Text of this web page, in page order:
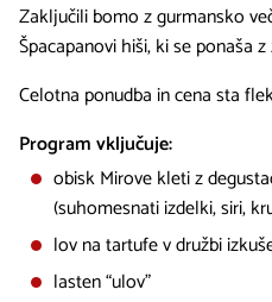
Zaključili bomo z gurmansko
Špacapanovi hiši, ki se ponaša
Celotna ponudba in cena sta
Program vključuje:
obisk Mirove kleti z
(suhomesnati izdelki, siri,
lov na tartufe v družbi
lasten “ulov”